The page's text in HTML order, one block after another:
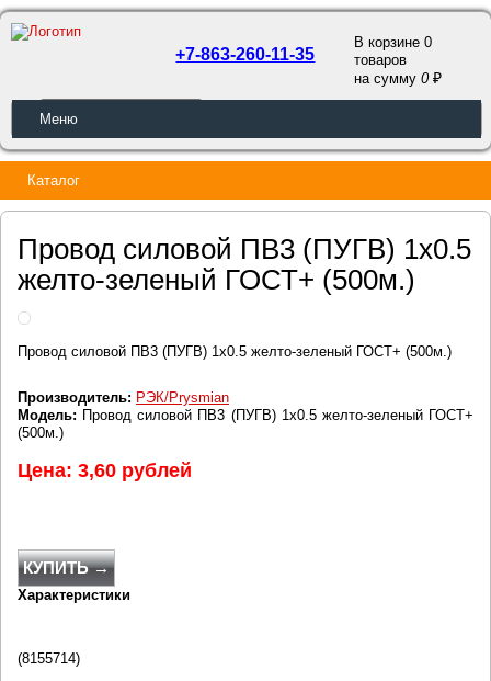
ОБРАТНЫЙ ЗВОНОК
+7-863-260-11-35
В корзине 0
товаров
на сумму0
Меню
Каталог
Провод силовой ПВ3 (ПУГВ) 1х0.5
желто-зеленый ГОСТ+ (500м.)
Провод силовой ПВ3 (ПУГВ) 1х0.5 желто-зеленый ГОСТ+ (500м.)
Производитель: РЭК/Prysmian
Модель: Провод силовой ПВ3 (ПУГВ) 1х0.5 желто-зеленый ГОСТ+
(500м.)
Цена: 3,60 рублей
КУПИТЬ →
Характеристики
(8155714)